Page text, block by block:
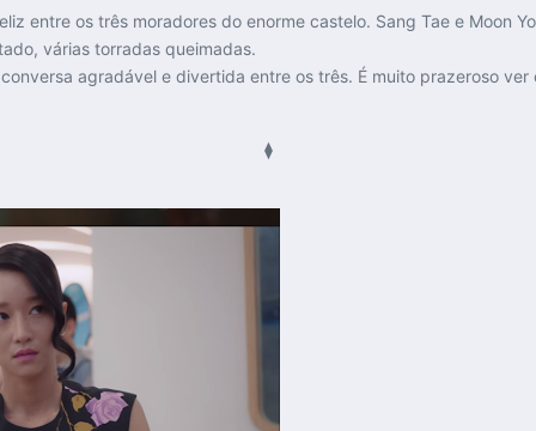
entre os três moradores do enorme castelo. Sang Tae e Moon
várias torradas queimadas.
agradável e divertida entre os três. É muito prazeroso
⧫